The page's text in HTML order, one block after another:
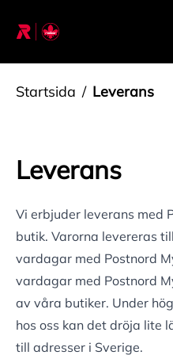
Startsida Leverans
Leverans
Vi erbjuder leverans med
butik. Varorna levereras
vardagar med Postnord
vardagar med Postnord
av våra butiker. Under
hos oss kan det dröja lite
till adresser i Sverige.